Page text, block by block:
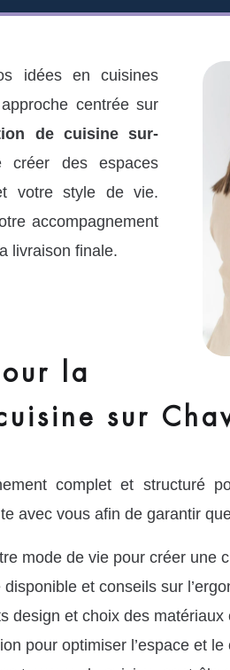
idées en cuisines
centrée sur
de cuisine sur-
créer des espaces
votre style de vie.
accompagnement
livraison finale.
la
sur
complet et structuré
avec vous afin de garantir
mode de vie pour créer une
et conseils sur
design et choix des matériaux
pour optimiser l’espace et le